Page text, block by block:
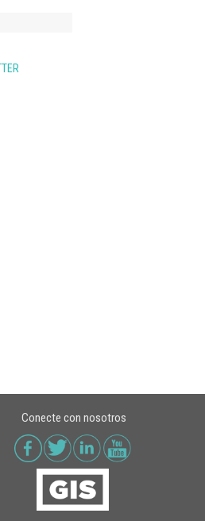
Conecte con nosotros